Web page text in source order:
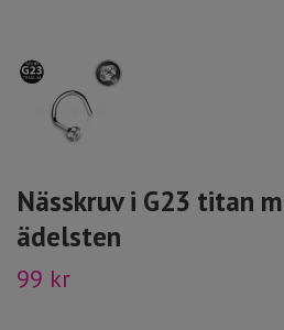
Nässkruv i G23 titan
ädelsten
99 kr